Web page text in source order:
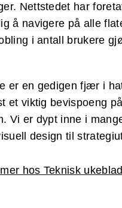
Nettstedet har
å navigere på alle
i antall brukere
er en gedigen fjær i
et viktig bevispoeng
Vi er dypt inne i
design til
hos Teknisk ukeblad